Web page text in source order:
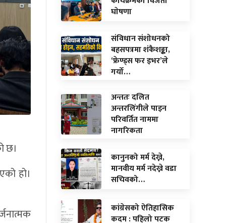
छ।
हो।
घाेषणा
संविधान संशोधनको
बहसपत्रमा शंकैशङ्का,
‘फ्रेण्ड्स फर इभर’ले
गर्यो…
अन्ततः दलित
अन्तरलिंगीले पाइन
परिवर्तित नाममा
नागरिकता
कानुनको मर्म देख्ने,
मानवीय मर्म नदेख्ने वडा
सचिवको…
कांग्रेसको ऐतिहासिक
कदम : पहिलो पटक